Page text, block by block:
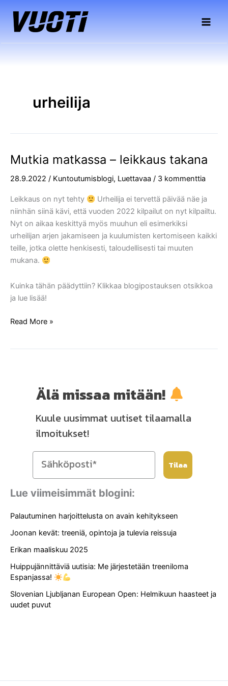
sisältöön
urheilija
Mutkia matkassa – leikkaus takana
28.9.2022 / Kuntoutumisblogi, Luettavaa / 3 kommenttia
Leikkaus on nyt tehty
Urheilija ei tervettä päivää näe ja
niinhän siinä kävi, että vuoden 2022 kilpailut on nyt kilpailtu.
Nyt on aikaa keskittyä myös muuhun eli esimerkiksi
urheilijan arjen jakamiseen ja kuulumisten kertomiseen kaikki
teille, jotka olette henkisesti, taloudellisesti tai muuten
mukana.
Kuinka tähän päädyttiin? Klikkaa blogipostauksen otsikkoa
ja lue lisää!
Mutkia
–
leikkaus
takana
Read More »
Älä missaa mitään!
Kuule uusimmat uutiset tilaamalla
ilmoitukset!
Tilaa
Lue viimeisimmät blogini:
Palautuminen harjoittelusta on avain kehitykseen
Joonan kevät: treeniä, opintoja ja tulevia reissuja
Erikan maaliskuu 2025
Huippujännittäviä uutisia: Me järjestetään treeniloma
Espanjassa!
Slovenian Ljubljanan European Open: Helmikuun haasteet ja
uudet puvut